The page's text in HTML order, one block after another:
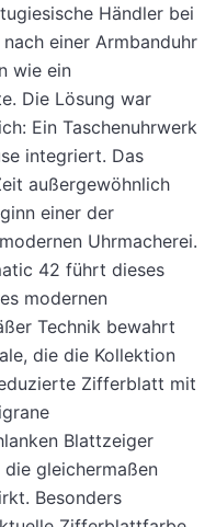
Händler bei
einer Armbanduhr
wie ein
Die Lösung war
Ein Taschenuhrwerk
integriert. Das
außergewöhnlich
einer der
Uhrmacherei.
42 führt dieses
modernen
Technik bewahrt
die die Kollektion
Zifferblatt mit
Blattzeiger
gleichermaßen
Besonders